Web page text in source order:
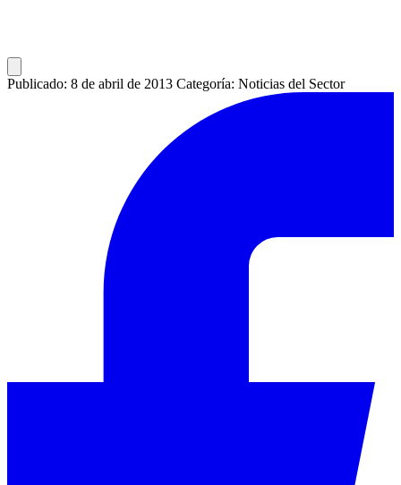
Publicado: 8 de abril de 2013 Categoría: Noticias del Sector